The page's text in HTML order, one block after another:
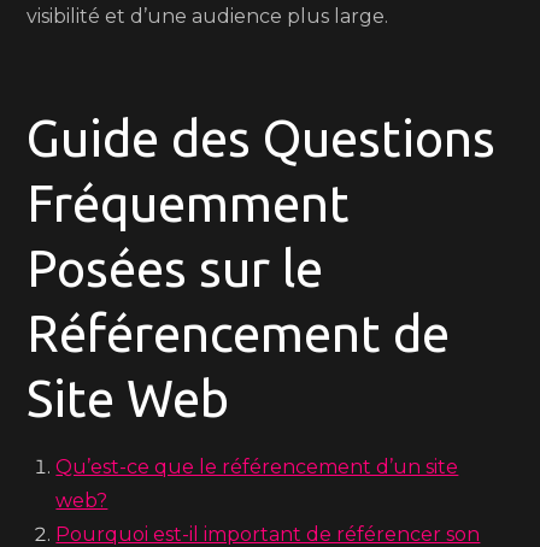
visibilité et d’une audience plus large.
Guide des Questions
Fréquemment
Posées sur le
Référencement de
Site Web
Qu’est-ce que le référencement d’un site
web?
Pourquoi est-il important de référencer son